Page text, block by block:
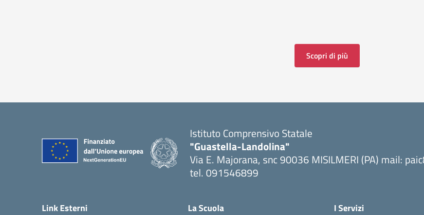
Scopri di più
Istituto Comprensivo Statale
"Guastella-Landolina"
Via E. Majorana, snc 90036 MISILMERI (PA) mail:
tel. 091546899
Link Esterni La Scuola I Servizi